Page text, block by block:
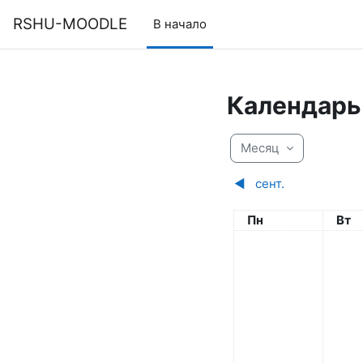
RSHU-MOODLE В начало
Календарь
Месяц
◀︎ сент.
Понедельник
Пн Вт